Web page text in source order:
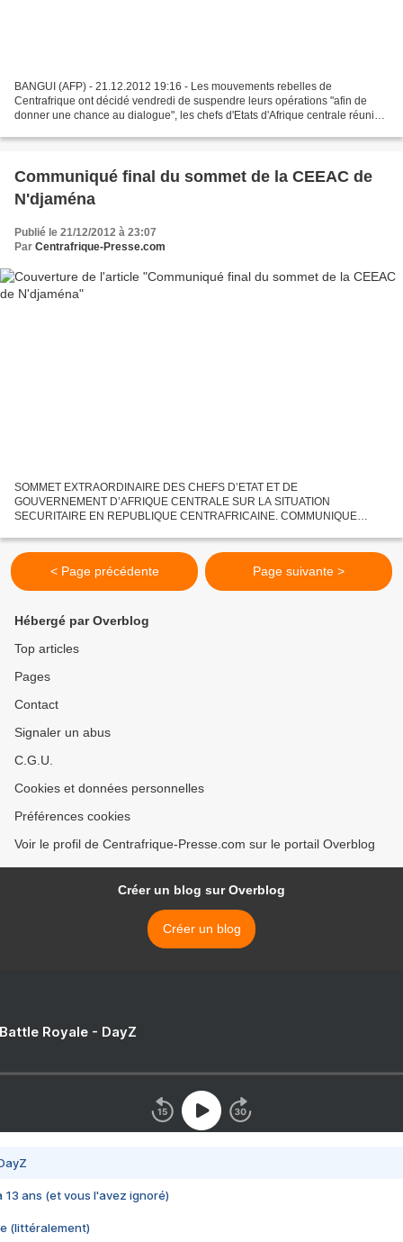
BANGUI (AFP) - 21.12.2012 19:16 - Les mouvements rebelles de
Centrafrique ont décidé vendredi de suspendre leurs opérations "afin de
donner une chance au dialogue", les chefs d'Etats d'Afrique centrale réunis à
Communiqué final du sommet de la CEEAC de
N'djaména
Publié le 21/12/2012 à 23:07
Par Centrafrique-Presse.com
SOMMET EXTRAORDINAIRE DES CHEFS D’ETAT ET DE
GOUVERNEMENT D’AFRIQUE CENTRALE SUR LA SITUATION
SECURITAIRE EN REPUBLIQUE CENTRAFRICAINE. COMMUNIQUE
exercice de la Communauté Economique...
< Page précédente Page suivante >
Hébergé par Overblog
Top articles
Pages
Contact
Signaler un abus
C.G.U.
Cookies et données personnelles
Préférences cookies
Voir le profil de Centrafrique-Presse.com sur le portail Overblog
Créer un blog sur Overblog
Créer un blog
Royale - DayZ
13 ans (et vous l'avez ignoré)
(littéralement)